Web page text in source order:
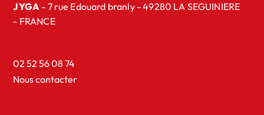
JYGA - 7 rue Edouard branly - 49280 LA SEGUINIERE
- FRANCE
02 52 56 08 74
Nous contacter